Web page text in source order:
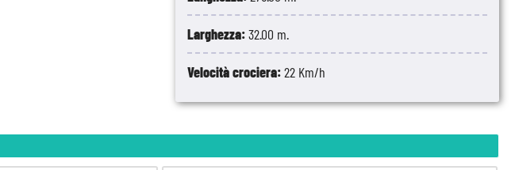
Larghezza:32.00 m.
Velocità crociera:22 Km/h